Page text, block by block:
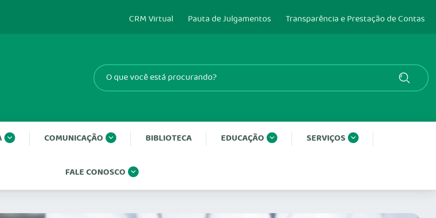
CRM Virtual Pauta de Julgamentos Transparência e Prestação de Contas
COMUNICAÇÃO BIBLIOTECA EDUCAÇÃO SERVIÇOS
FALE CONOSCO